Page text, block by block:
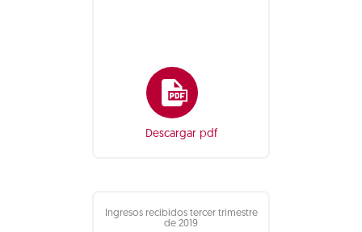
Descargar pdf
Ingresos recibidos tercer trimestre
de 2019